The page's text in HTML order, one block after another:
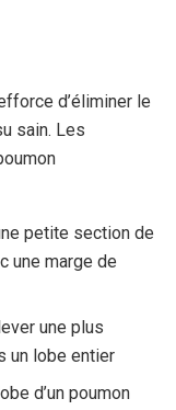
d’éliminer le
sain. Les
petite section de
une marge de
une plus
un lobe entier
d’un poumon